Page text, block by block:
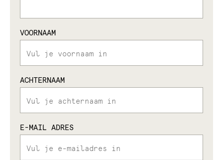
VOORNAAM
ACHTERNAAM
E-MAIL ADRES